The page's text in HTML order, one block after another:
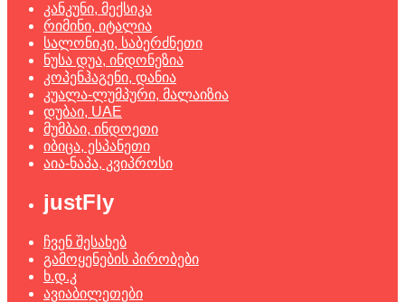
კანკუნი, მექსიკა
რიმინი, იტალია
სალონიკი, საბერძნეთი
ნუსა დუა, ინდონეზია
კოპენჰაგენი, დანია
კუალა-ლუმპური, მალაიზია
დუბაი, UAE
მუმბაი, ინდოეთი
იბიცა, ესპანეთი
აია-ნაპა, კვიპროსი
justFly
ჩვენ შესახებ
გამოყენების პირობები
ხ.დ.კ
ავიაბილეთები